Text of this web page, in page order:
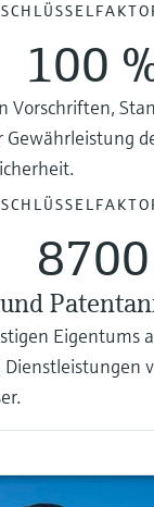
100
Vorschriften,
Gewährleistung
8700
Eigentums